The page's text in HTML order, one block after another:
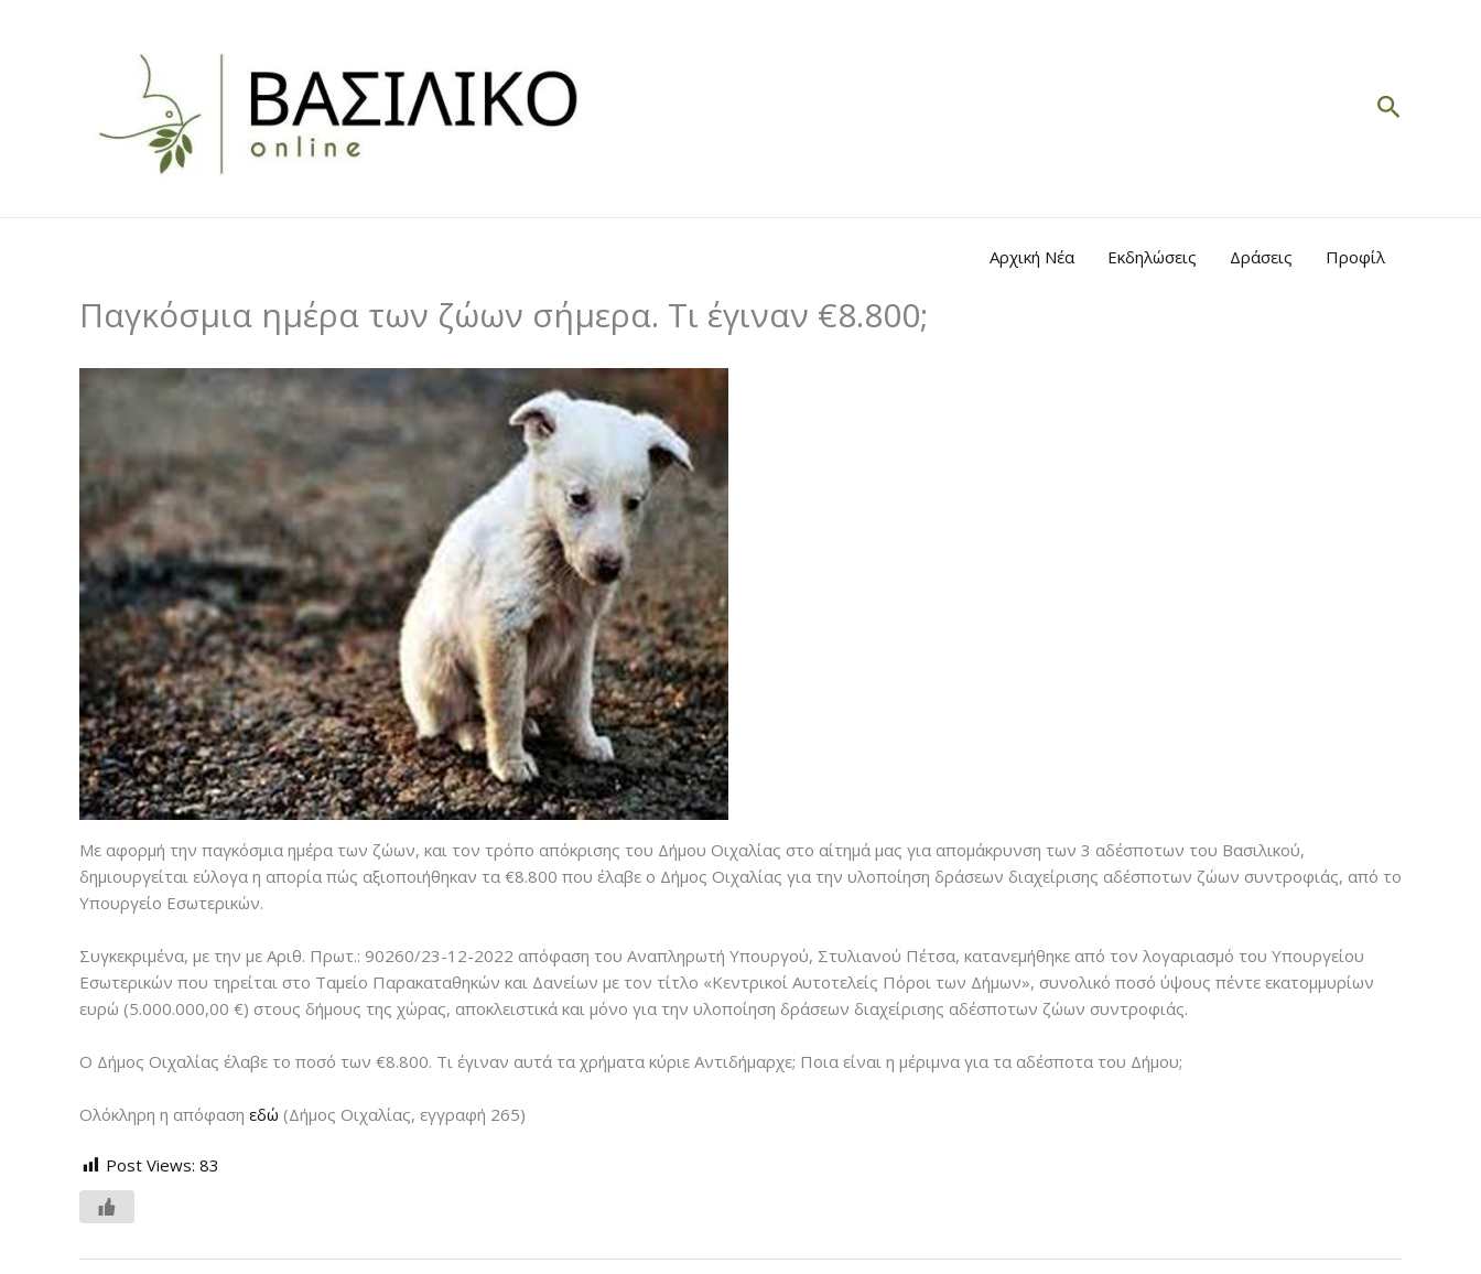
Search
Αρχική Νέα Εκδηλώσεις Δράσεις Προφίλ
Παγκόσμια ημέρα των ζώων σήμερα. Τι έγιναν €8.800;
Με αφορμή την παγκόσμια ημέρα των ζώων, και τον τρόπο απόκρισης του Δήμου Οιχαλίας στο αίτημά μας για απομάκρυνση των 3 αδέσποτων του Βασιλικού,
δημιουργείται εύλογα η απορία πώς αξιοποιήθηκαν τα €8.800 που έλαβε ο Δήμος Οιχαλίας για την υλοποίηση δράσεων διαχείρισης αδέσποτων ζώων συντροφιάς, από το
Υπουργείο Εσωτερικών.
Συγκεκριμένα, με την με Αριθ. Πρωτ.: 90260/23-12-2022 απόφαση του Αναπληρωτή Υπουργού, Στυλιανού Πέτσα, κατανεμήθηκε από τον λογαριασμό του Υπουργείου
Εσωτερικών που τηρείται στο Ταμείο Παρακαταθηκών και Δανείων με τον τίτλο «Κεντρικοί Αυτοτελείς Πόροι των Δήμων», συνολικό ποσό ύψους πέντε εκατομμυρίων
ευρώ (5.000.000,00 €) στους δήμους της χώρας, αποκλειστικά και μόνο για την υλοποίηση δράσεων διαχείρισης αδέσποτων ζώων συντροφιάς.
Ο Δήμος Οιχαλίας έλαβε το ποσό των €8.800. Τι έγιναν αυτά τα χρήματα κύριε Αντιδήμαρχε; Ποια είναι η μέριμνα για τα αδέσποτα του Δήμου;
Ολόκληρη η απόφαση εδώ (Δήμος Οιχαλίας, εγγραφή 265)
Post Views: 83